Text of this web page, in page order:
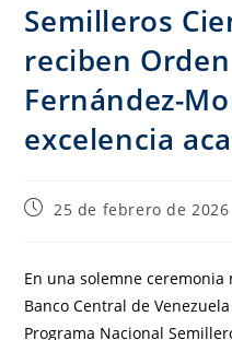
Semilleros
reciben
Fernández-
excelencia
25 de febrero de 2026
En una solemne
Banco Central de
Programa Nacional